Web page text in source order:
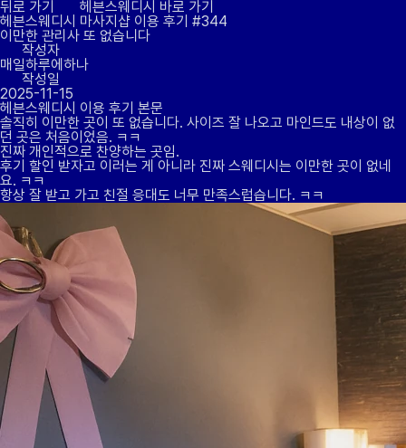
뒤로 가기
헤븐스웨디시 바로 가기
헤븐스웨디시 마사지샵 이용 후기 #344
이만한 관리사 또 없습니다
작성자
매일하루에하나
작성일
2025-11-15
헤븐스웨디시 이용 후기 본문
솔직히 이만한 곳이 또 없습니다. 사이즈 잘 나오고 마인드도 내상이 없
던 곳은 처음이었음. ㅋㅋ
진짜 개인적으로 찬양하는 곳임.
후기 할인 받자고 이러는 게 아니라 진짜 스웨디시는 이만한 곳이 없네
요. ㅋㅋ
항상 잘 받고 가고 친절 응대도 너무 만족스럽습니다. ㅋㅋ